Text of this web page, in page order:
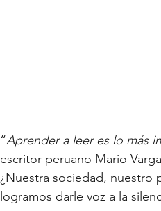
“Aprender a leer es lo más
escritor peruano Mario
¿Nuestra sociedad, nuestro
logramos darle voz a la